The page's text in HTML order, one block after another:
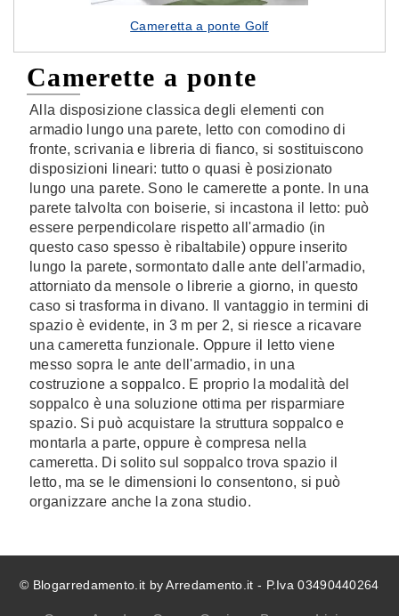
Cameretta a ponte Golf
Camerette a ponte
Alla disposizione classica degli elementi con
armadio lungo una parete, letto con comodino di
fronte, scrivania e libreria di fianco, si sostituiscono
disposizioni lineari: tutto o quasi è posizionato
lungo una parete. Sono le camerette a ponte. In una
parete talvolta con boiserie, si incastona il letto: può
essere perpendicolare rispetto all'armadio (in
questo caso spesso è ribaltabile) oppure inserito
lungo la parete, sormontato dalle ante dell'armadio,
attorniato da mensole o librerie a giorno, in questo
caso si trasforma in divano. Il vantaggio in termini di
spazio è evidente, in 3 m per 2, si riesce a ricavare
una cameretta funzionale. Oppure il letto viene
messo sopra le ante dell'armadio, in una
costruzione a soppalco. E proprio la modalità del
soppalco è una soluzione ottima per risparmiare
spazio. Si può acquistare la struttura soppalco e
montarla a parte, oppure è compresa nella
cameretta. Di solito sul soppalco trova spazio il
letto, ma se le dimensioni lo consentono, si può
organizzare anche la zona studio.
© Blogarredamento.it by Arredamento.it - P.Iva 03490440264